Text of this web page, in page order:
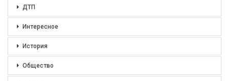
ДТП
Интересное
История
Общество